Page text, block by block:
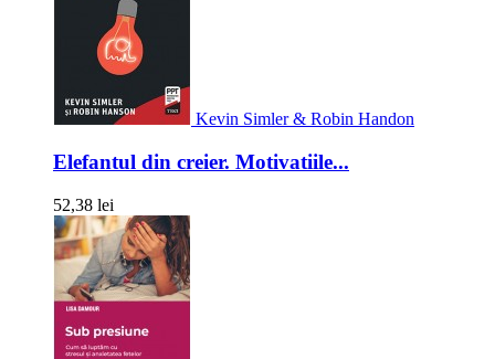
Kevin Simler & Robin Handon
Elefantul din creier. Motivatiile...
52,38 lei